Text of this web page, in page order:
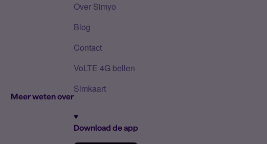
Meer weten over
Over Simyo
Blog
Contact
VoLTE 4G bellen
Simkaart
Download de app